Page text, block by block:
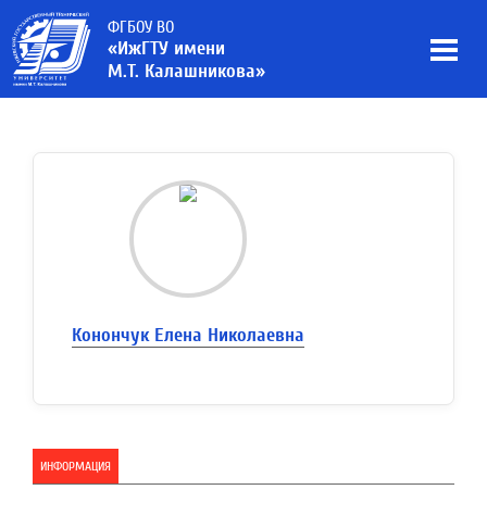
ФГБОУ ВО
«ИжГТУ имени
М.Т. Калашникова»
Конончук Елена Николаевна
ИНФОРМАЦИЯ